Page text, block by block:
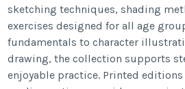
sketching techniques, shading
exercises designed for all age
fundamentals to character
drawing, the collection supports
enjoyable practice. Printed